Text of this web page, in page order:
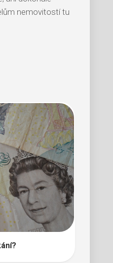
nemovitostí tu